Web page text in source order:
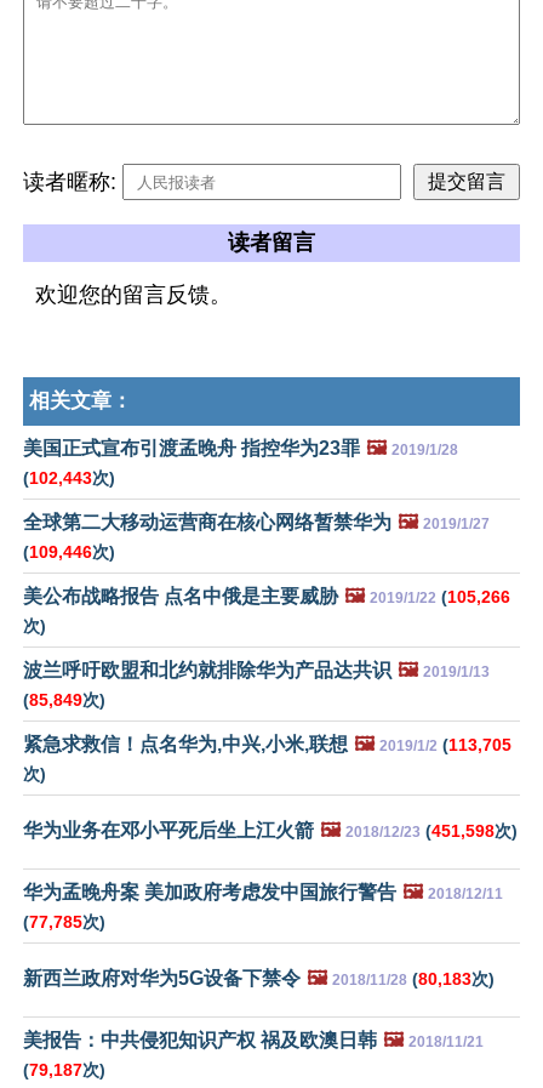
读者暱称:
读者留言
欢迎您的留言反馈。
相关文章：
美国正式宣布引渡孟晚舟 指控华为23罪 🖼️ 2019/1/28
(102,443次)
全球第二大移动运营商在核心网络暂禁华为 🖼️ 2019/1/27
(109,446次)
美公布战略报告 点名中俄是主要威胁 🖼️ 2019/1/22 (105,266
次)
波兰呼吁欧盟和北约就排除华为产品达共识 🖼️ 2019/1/13
(85,849次)
紧急求救信！点名华为,中兴,小米,联想 🖼️ 2019/1/2 (113,705
次)
华为业务在邓小平死后坐上江火箭 🖼️ 2018/12/23 (451,598次)
华为孟晚舟案 美加政府考虑发中国旅行警告 🖼️ 2018/12/11
(77,785次)
新西兰政府对华为5G设备下禁令 🖼️ 2018/11/28 (80,183次)
美报告：中共侵犯知识产权 祸及欧澳日韩 🖼️ 2018/11/21
(79,187次)